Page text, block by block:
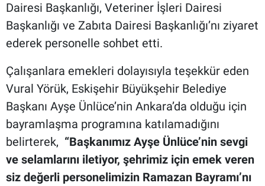
Dairesi Başkanlığı, Veteriner İşleri Dairesi
Başkanlığı ve Zabıta Dairesi Başkanlığı’nı ziyaret
ederek personelle sohbet etti.
Çalışanlara emekleri dolayısıyla teşekkür eden
Vural Yörük, Eskişehir Büyükşehir Belediye
Başkanı Ayşe Ünlüce’nin Ankara’da olduğu için
bayramlaşma programına katılamadığını
belirterek, “Başkanımız Ayşe Ünlüce’nin sevgi
ve selamlarını iletiyor, şehrimiz için emek veren
siz değerli personelimizin Ramazan Bayramı’nı